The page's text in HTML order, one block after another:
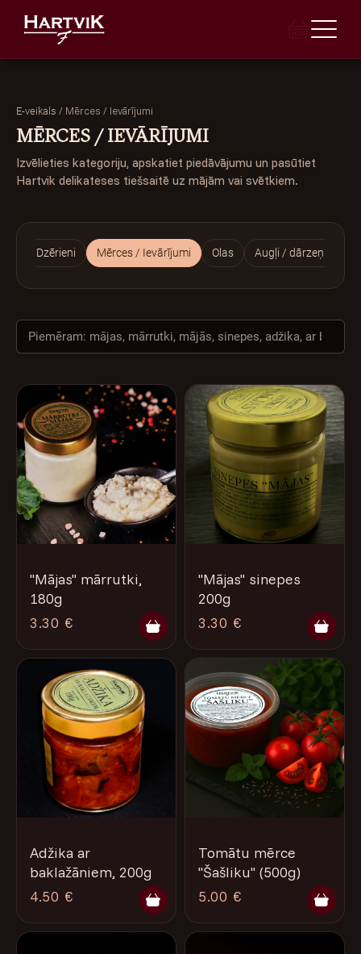
E-VEIKALS
BANKETI
LEĢENDA
VĒSTURE
NAMS
E-veikals / Mērces / Ievārījumi
MĒRCES / IEVĀRĪJUMI
Izvēlieties kategoriju, apskatiet piedāvājumu un pasūtiet
Hartvik delikateses tiešsaitē uz mājām vai svētkiem.
Dzērieni Mērces / Ievārījumi Olas Augļi / dārzeņi / ogas
"Mājas" mārrutki,
180g
3.30 €
"Mājas" sinepes
200g
3.30 €
Adžika ar
baklažāniem, 200g
4.50 €
Tomātu mērce
''Šašliku'' (500g)
5.00 €